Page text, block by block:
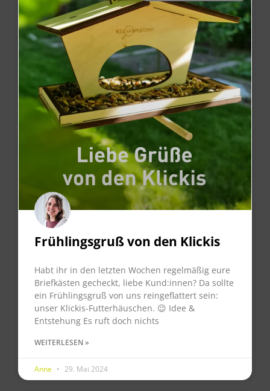
Frühlingsgruß von den Klickis
Habt ihr in den letzten Wochen regelmäßig eure
Briefkästen gecheckt, liebe Kund:innen? Da sollte
ein Frühlingsgruß von uns reingeflattert sein:
unser Klickis-Futterhäuschen. 😉 Idee &
Entstehung Es ruft doch nichts
WEITERLESEN »
Anne 29. Mai 2024